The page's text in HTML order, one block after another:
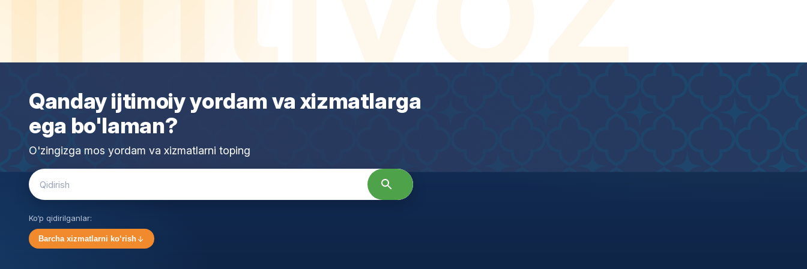
Qanday ijtimoiy yordam va xizmatlarga
ega bo'laman?
O'zingizga mos yordam va xizmatlarni toping
Search
for:
Ko‘p qidirilganlar:
Barcha xizmatlarni ko‘rish